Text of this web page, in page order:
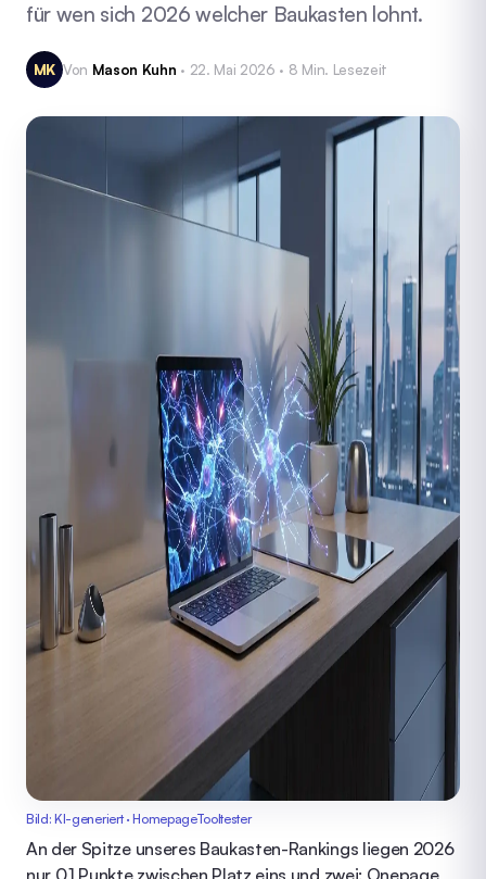
für wen sich 2026 welcher Baukasten lohnt.
MK Von Mason Kuhn · 22. Mai 2026 · 8 Min. Lesezeit
Bild: KI-generiert · HomepageTooltester
An der Spitze unseres Baukasten-Rankings liegen 2026
nur 0,1 Punkte zwischen Platz eins und zwei: Onepage